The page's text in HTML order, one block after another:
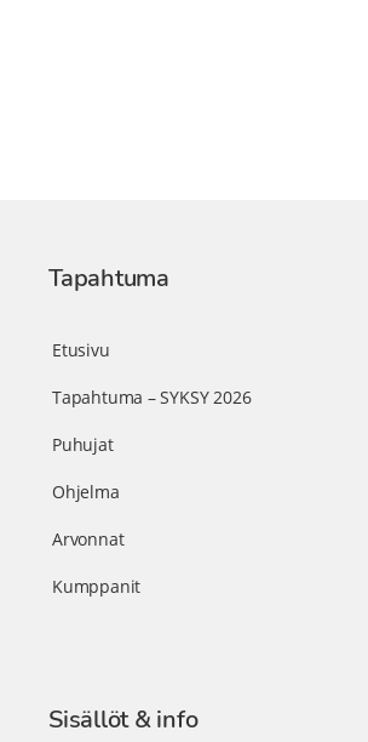
Tapahtuma
Etusivu
Tapahtuma – SYKSY 2026
Puhujat
Ohjelma
Arvonnat
Kumppanit
Sisällöt & info